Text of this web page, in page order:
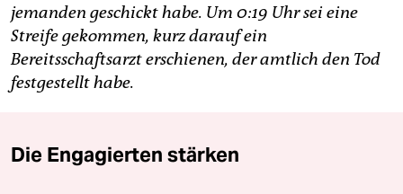
jemanden geschickt habe. Um 0:19 Uhr sei eine
Streife gekommen, kurz darauf ein
Bereitsschaftsarzt erschienen, der amtlich den Tod
festgestellt habe.
Die Engagierten stärken